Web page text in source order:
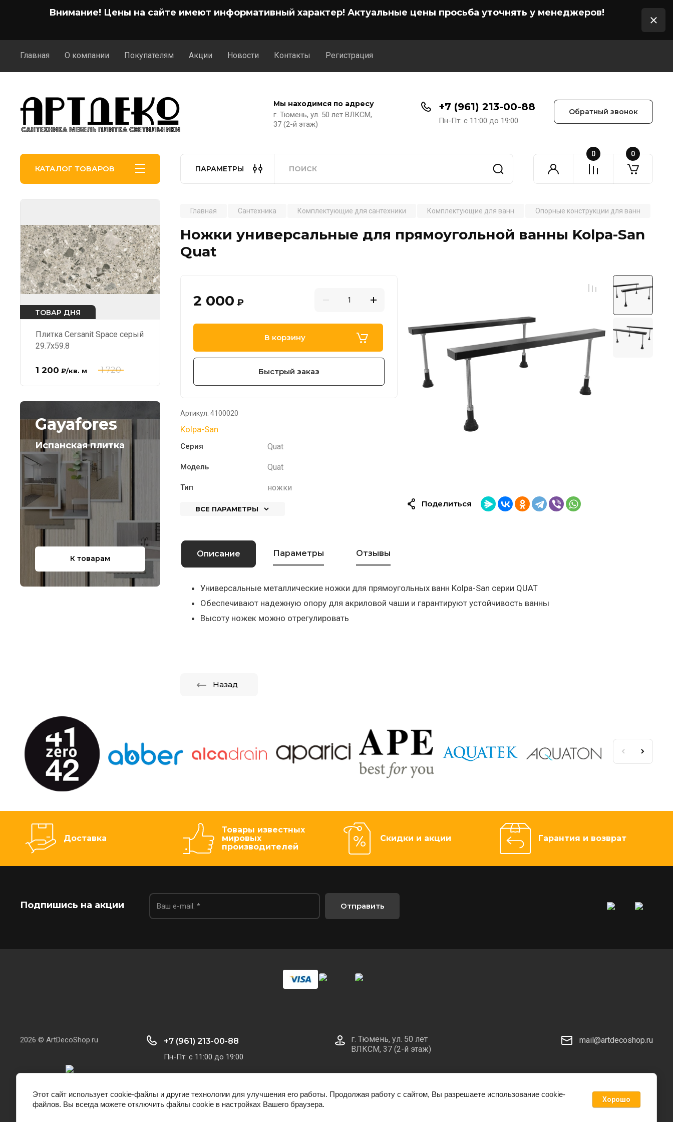
Внимание! Цены на сайте имеют информативный характер! Актуальные цены просьба уточнять у менеджеров!
Главная О компании Покупателям Акции Новости Контакты Регистрация
Мы находимся по адресу
г. Тюмень, ул. 50 лет ВЛКСМ,
37 (2-й этаж)
+7 (961) 213-00-88
Пн-Пт: с 11:00 до 19:00
Обратный звонок
КАТАЛОГ ТОВАРОВ ПАРАМЕТРЫ
0 0
ТОВАР ДНЯ
Плитка Cersanit Space серый
29.7x59.8
1 720
1 200 ₽/кв. м
Gayafores
Испанская плитка
К товарам
Главная Сантехника Комплектующие для сантехники Комплектующие для ванн Опорные конструкции для ванн
Ножки универсальные для прямоугольной ванны Kolpa-San
Quat
2 000 ₽
В корзину
Быстрый заказ
Артикул: 4100020
Kolpa-San
Серия Quat
Модель Quat
Тип ножки
ВСЕ ПАРАМЕТРЫ
Поделиться
Описание Параметры Отзывы
Универсальные металлические ножки для прямоугольных ванн Kolpa-San серии QUAT
Обеспечивают надежную опору для акриловой чаши и гарантируют устойчивость ванны
Высоту ножек можно отрегулировать
Назад
Доставка
Товары известных
мировых
производителей
Скидки и акции Гарантия и возврат
Подпишись на акции Отправить
2026 © ArtDecoShop.ru +7 (961) 213-00-88
Пн-Пт: с 11:00 до 19:00
г. Тюмень, ул. 50 лет
ВЛКСМ, 37 (2-й этаж)
mail@artdecoshop.ru
Этот сайт использует cookie-файлы и другие технологии для улучшения его работы. Продолжая работу с сайтом, Вы разрешаете использование cookie-
файлов. Вы всегда можете отключить файлы cookie в настройках Вашего браузера.
Хорошо